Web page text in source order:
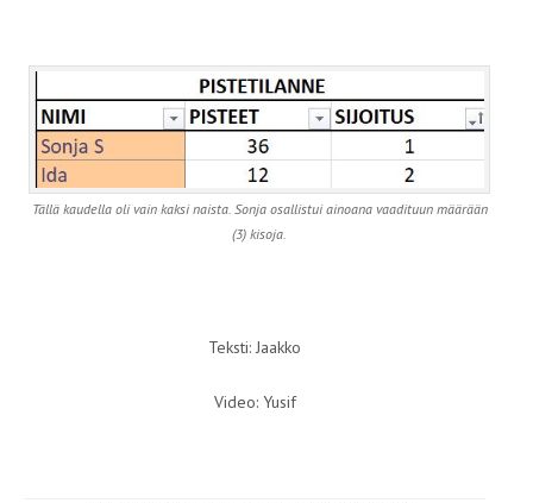
Tällä kaudella oli vain kaksi naista. Sonja osallistui ainoana vaadituun määrään
(3) kisoja.
Teksti: Jaakko
Video: Yusif